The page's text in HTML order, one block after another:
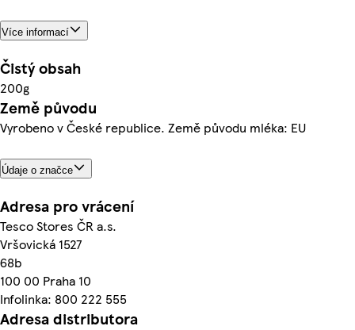
Více informací
Čistý obsah
200g
Země původu
Vyrobeno v České republice. Země původu mléka: EU
Údaje o značce
Adresa pro vrácení
Tesco Stores ČR a.s.
Vršovická 1527
68b
100 00 Praha 10
Infolinka: 800 222 555
Adresa distributora